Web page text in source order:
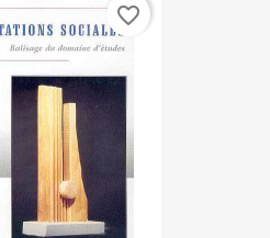
favorite_border